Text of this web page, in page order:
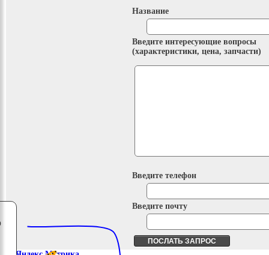
Название
Введите интересующие вопросы
(характеристики, цена, запчасти)
Введите телефон
Введите почту